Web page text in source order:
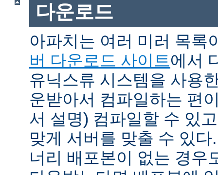
다운로드
아파치는 여러 미러 목록
버 다운로드 사이트에서
유닉스류 시스템을 사용
운받아서 컴파일하는 편
서 설명) 컴파일할 수 있
맞게 서버를 맞출 수 있
너리 배포본이 없는 경우